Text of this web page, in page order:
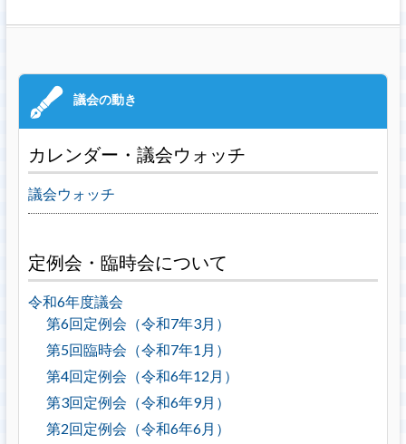
カレンダー・議会ウォッチ
議会ウォッチ
定例会・臨時会について
令和6年度議会
第6回定例会（令和7年3月）
第5回臨時会（令和7年1月）
第4回定例会（令和6年12月）
第3回定例会（令和6年9月）
第2回定例会（令和6年6月）